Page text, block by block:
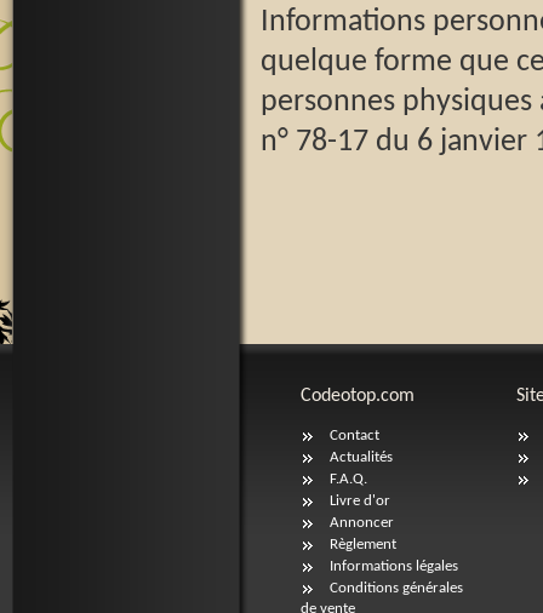
Informations
quelque forme que
personnes
n° 78-17 du 6 janvier
Codeotop.com
Contact
Actualités
F.A.Q.
Livre d'or
Annoncer
Règlement
Informations légales
Conditions générales
de vente